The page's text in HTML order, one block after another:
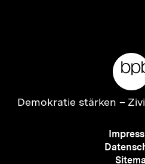
Zur
Demokratie stärken –